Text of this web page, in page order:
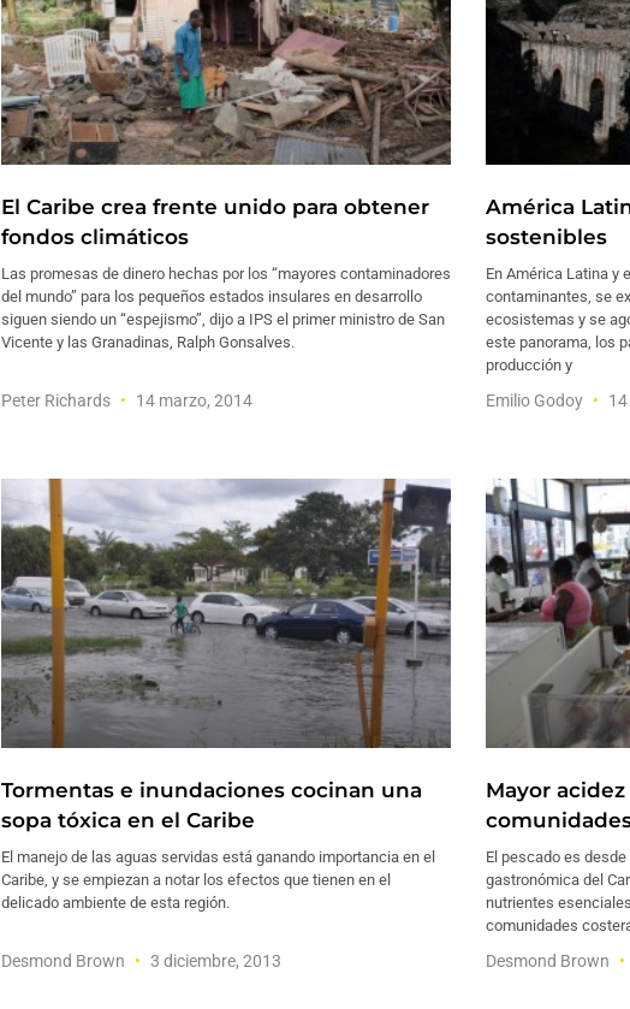
El Caribe crea frente unido para obtener
fondos climáticos
Las promesas de dinero hechas por los “mayores contaminadores
del mundo” para los pequeños estados insulares en desarrollo
siguen siendo un “espejismo”, dijo a IPS el primer ministro de San
Vicente y las Granadinas, Ralph Gonsalves.
Peter Richards 14 marzo, 2014
América
sostenibles
En América Latina y
contaminantes, se
ecosistemas y se
este panorama, los
producción y
Emilio Godoy
Tormentas e inundaciones cocinan una
sopa tóxica en el Caribe
El manejo de las aguas servidas está ganando importancia en el
Caribe, y se empiezan a notar los efectos que tienen en el
delicado ambiente de esta región.
Desmond Brown 3 diciembre, 2013
Mayor
El pescado es
gastronómica del
nutrientes
comunidades
Desmond Brown